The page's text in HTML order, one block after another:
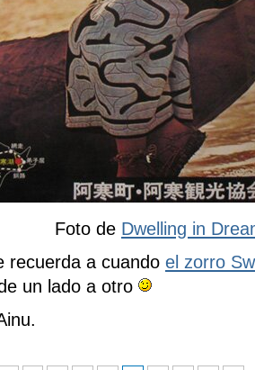
Foto de Dwelling in
recuerda a cuando el zorro
un lado a otro
.